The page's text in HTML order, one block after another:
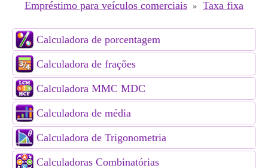
Empréstimo para veículos comerciais » Taxa fixa
Calculadora de porcentagem
Calculadora de frações
Calculadora MMC MDC
Calculadora de média
Calculadora de Trigonometria
Calculadoras Combinatórias